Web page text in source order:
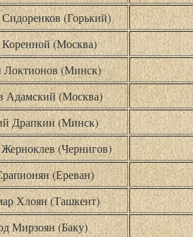
(Горький)
(Москва)
Локтионов (Минск)
Адамский (Москва)
Драпкин (Минск)
(Чернигов)
(Ереван)
Хлоян (Ташкент)
Мирзоян (Баку)